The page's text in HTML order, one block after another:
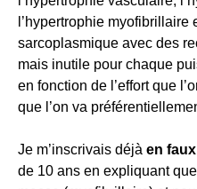
l’hypertrophie myofibrillaire
sarcoplasmique avec des
mais inutile pour chaque
en fonction de l’effort que
que l’on va
Je m’inscrivais déjà en faux
de 10 ans en expliquant